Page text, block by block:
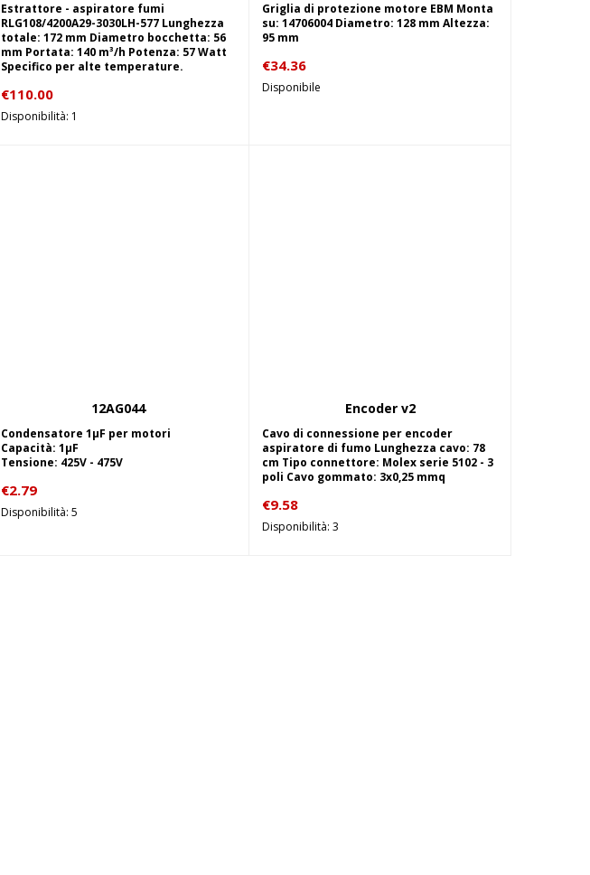
Estrattore - aspiratore fumi
RLG108/4200A29-3030LH-577 Lunghezza
totale: 172 mm Diametro bocchetta: 56
mm Portata: 140 m³/h Potenza: 57 Watt
Specifico per alte temperature.
€110.00
Disponibilità: 1
Griglia di protezione motore EBM Monta
su: 14706004 Diametro: 128 mm Altezza:
95 mm
€34.36
Disponibile
Aggiungi al carrello
12AG044
Condensatore 1µF per motori
Capacità: 1µF
Tensione: 425V - 475V
€2.79
Disponibilità: 5
Aggiungi al carrello
Encoder v2
Cavo di connessione per encoder
aspiratore di fumo Lunghezza cavo: 78
cm Tipo connettore: Molex serie 5102 - 3
poli Cavo gommato: 3x0,25 mmq
€9.58
Disponibilità: 3